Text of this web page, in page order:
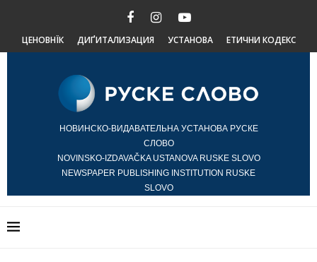
ЦЕНОВНЇК ДИҐИТАЛИЗАЦИЯ УСТАНОВА ЕТИЧНИ КОДЕКС
НОВИНСКО-ВИДАВАТЕЛЬНА УСТАНОВА РУСКЕ
СЛОВО
NOVINSKO-IZDAVAČKA USTANOVA RUSKE SLOVO
NEWSPAPER PUBLISHING INSTITUTION RUSKE
SLOVO